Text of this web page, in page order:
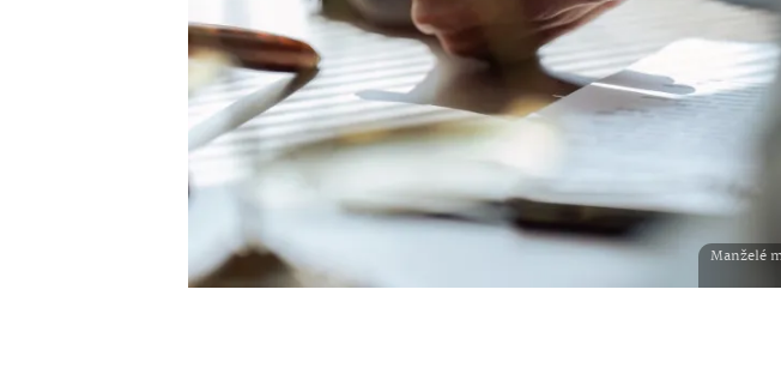
Manželé